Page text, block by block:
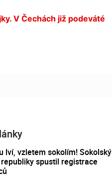
V Čechách již podeváté
lví, vzletem sokolím! Sokolský
spustil registrace